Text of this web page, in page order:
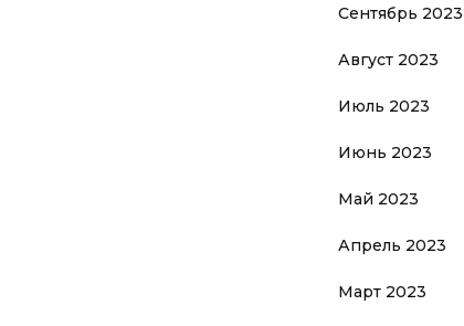
Сентябрь 2023
Август 2023
Июль 2023
Июнь 2023
Май 2023
Апрель 2023
Март 2023